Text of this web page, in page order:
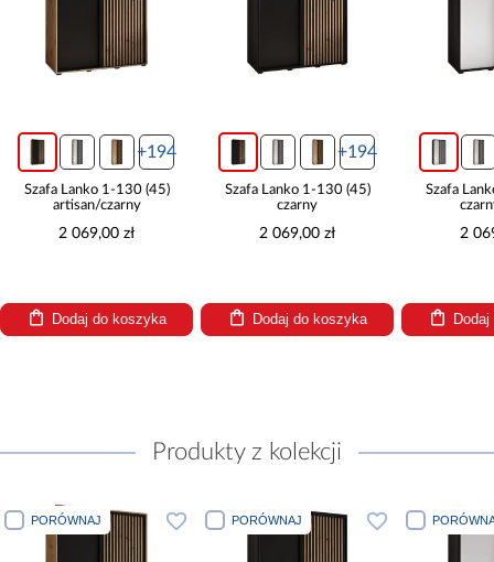
+194
Szafa Lanko 1-130 (45)
artisan/czarny
2 069,00 zł
Dodaj do koszyka
+194
Szafa Lanko 1-130 (45)
czarny
2 069,00 zł
Dodaj do koszyka
Szafa
2
Produkty z kolekcji
PORÓWNAJ PORÓWNAJ